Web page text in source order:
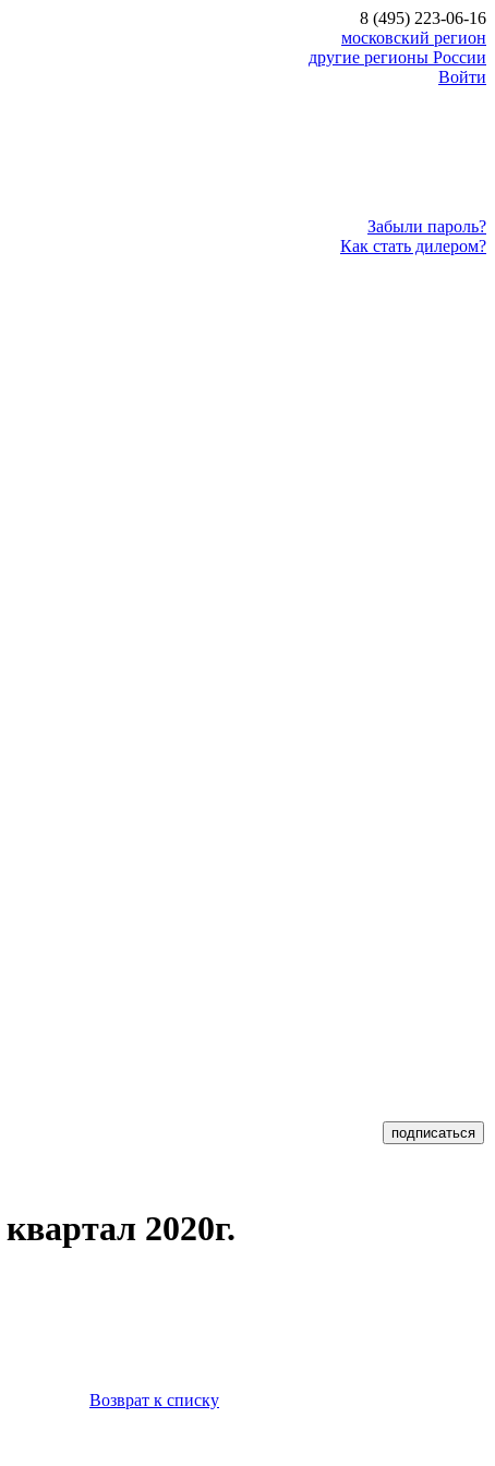
8 (495) 223-06-16
московский регион
другие регионы России
Войти
Забыли пароль?
Как стать дилером?
2020г.
Возврат к списку